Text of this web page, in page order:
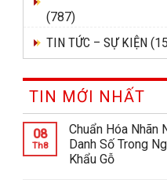
(787)
TIN TỨC – SỰ KIỆN
TIN MỚI NHẤT
08
Th8
Chuẩn Hóa Nhãn
Danh Số Trong
Khẩu Gỗ